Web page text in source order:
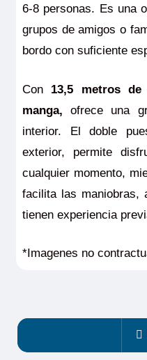
6-8 personas. Es una
grupos de amigos o
bordo con suficiente
Con 13,5 metros
manga, ofrece una
interior. El doble
exterior, permite
cualquier momento,
facilita las maniobras,
tienen experiencia
*Imagenes no